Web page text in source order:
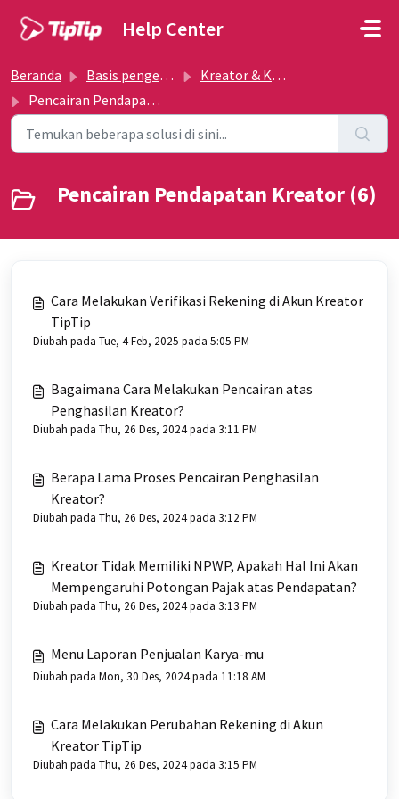
Help Center
Beranda Basis pengetahuan
Kreator & Komunitas
Pencairan Pendapatan Kreator
Pencairan Pendapatan Kreator (6)
Cara Melakukan Verifikasi Rekening di Akun Kreator
TipTip
Diubah pada Tue, 4 Feb, 2025 pada 5:05 PM
Bagaimana Cara Melakukan Pencairan atas
Penghasilan Kreator?
Diubah pada Thu, 26 Des, 2024 pada 3:11 PM
Berapa Lama Proses Pencairan Penghasilan
Kreator?
Diubah pada Thu, 26 Des, 2024 pada 3:12 PM
Kreator Tidak Memiliki NPWP, Apakah Hal Ini Akan
Mempengaruhi Potongan Pajak atas Pendapatan?
Diubah pada Thu, 26 Des, 2024 pada 3:13 PM
Menu Laporan Penjualan Karya-mu
Diubah pada Mon, 30 Des, 2024 pada 11:18 AM
Cara Melakukan Perubahan Rekening di Akun
Kreator TipTip
Diubah pada Thu, 26 Des, 2024 pada 3:15 PM